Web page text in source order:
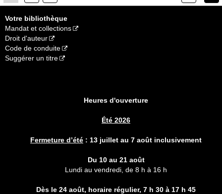
Votre bibliothèque
Mandat et collections
Droit d'auteur
Code de conduite
Suggérer un titre
Heures d'ouverture
Été 2026
Fermeture d’été : 13 juillet au 7 août inclusivement
Du 10 au 21 août
Lundi au vendredi, de 8 h à 16 h
Dès le 24 août, horaire régulier, 7 h 30 à 17 h 45